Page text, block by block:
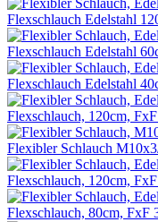
Flexschlauch Edelstahl
Flexschlauch Edelstahl
Flexschlauch Edelstahl
Flexschlauch, 120cm,
Flexibler Schlauch
Flexschlauch, 120cm,
Flexschlauch, 80cm, FxF